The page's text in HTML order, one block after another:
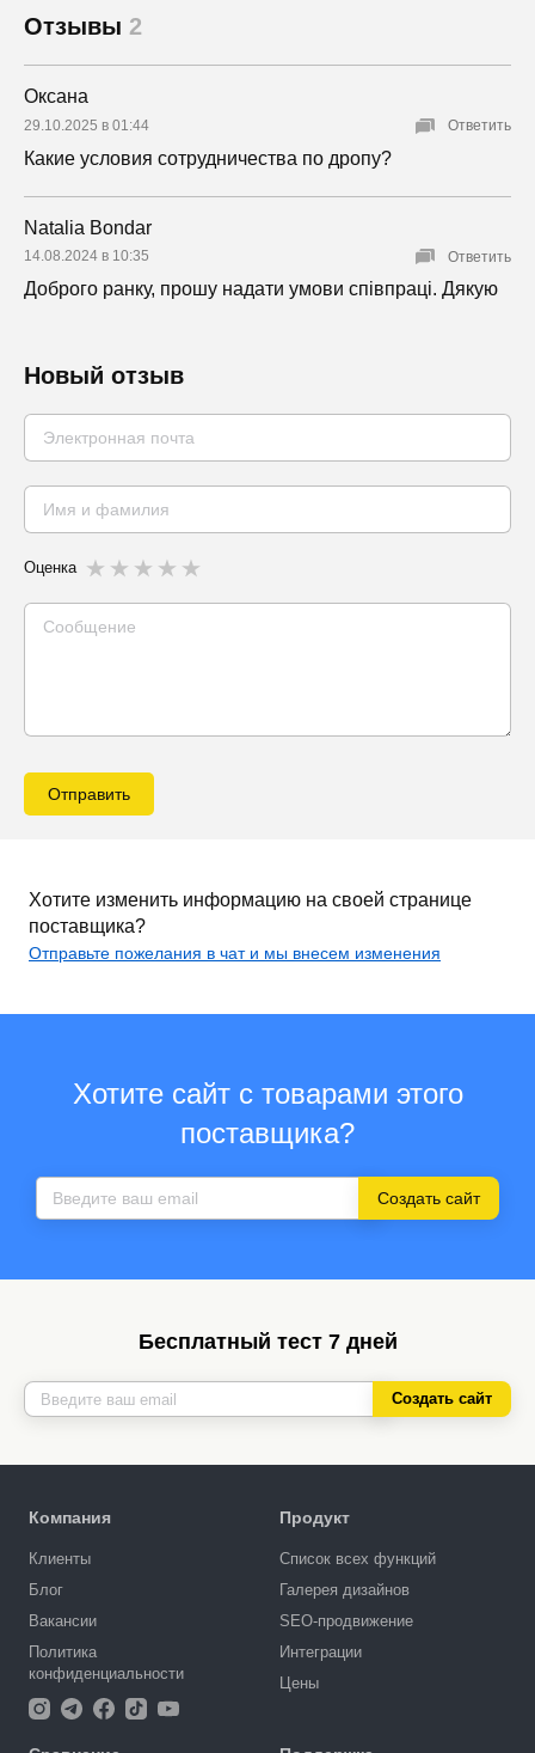
Отзывы 2
Оксана
29.10.2025 в 01:44
Какие условия сотрудничества по дропу?
Ответить
Natalia Bondar
14.08.2024 в 10:35
Доброго ранку, прошу надати умови співпраці. Дякую
Ответить
Новый отзыв
Оценка
Отправить
Хотите изменить информацию на своей странице
поставщика?
Отправьте пожелания в чат и мы внесем изменения
Хотите сайт с товарами этого
поставщика?
Создать сайт
Бесплатный тест 7 дней
Создать сайт
Компания
Клиенты
Блог
Вакансии
Политика
конфиденциальности
Продукт
Список всех функций
Галерея дизайнов
SEO-продвижение
Интеграции
Цены